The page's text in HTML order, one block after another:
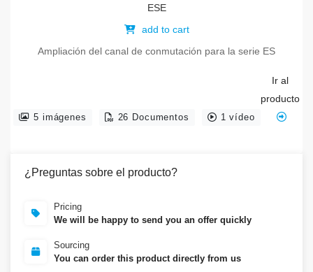
ESE
add to cart
Ampliación del canal de conmutación para la serie ES
5 imágenes 26 Documentos 1 vídeo
Ir al
producto
¿Preguntas sobre el producto?
Pricing
We will be happy to send you an offer quickly
Sourcing
You can order this product directly from us